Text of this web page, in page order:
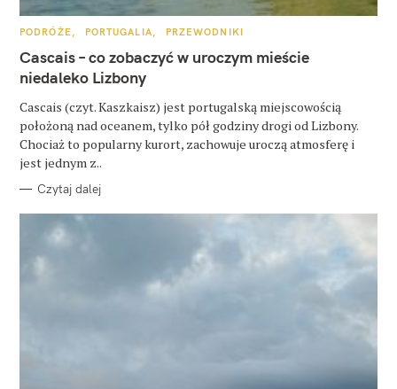
K
T
E
G
O
I
PODRÓŻE PORTUGALIA PRZEWODNIKI
Cascais – co zobaczyć w uroczym mieście
niedaleko Lizbony
Cascais (czyt. Kaszkaisz) jest portugalską miejscowością
położoną nad oceanem, tylko pół godziny drogi od Lizbony.
Chociaż to popularny kurort, zachowuje uroczą atmosferę i
jest jednym z..
Czytaj dalej
k
a
j
: